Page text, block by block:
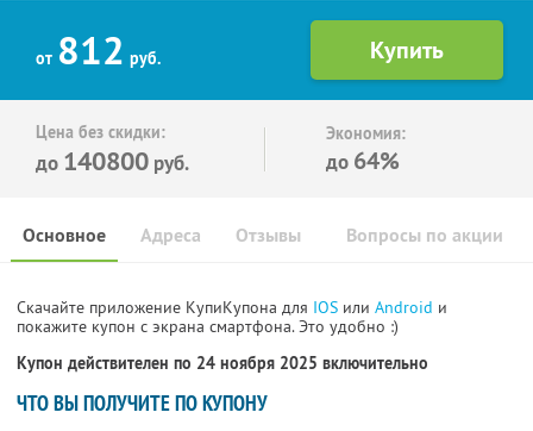
от 812 руб.
Цена без скидки:
до 140800 руб.
Экономия:
до 64%
Основное Отзывы Вопросы по акции
Адреса
Скачайте приложение КупиКупона для IOS или Android и
покажите купон с экрана смартфона. Это удобно :)
Купон действителен по 24 ноября 2025 включительно
ЧТО ВЫ ПОЛУЧИТЕ ПО КУПОНУ